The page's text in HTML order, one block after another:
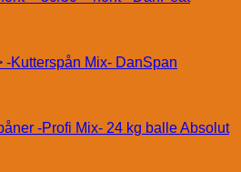
DanSpan
Absolut